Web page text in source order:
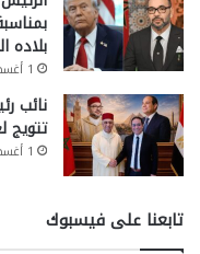
بلاده
1 أغسطس، 2026
نائب
تتويج
1 أغسطس، 2026
تابعنا على فيسبوك